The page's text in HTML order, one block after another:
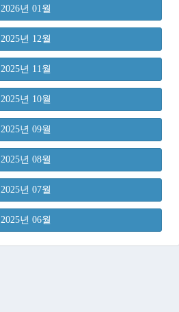
2026년 01월
2025년 12월
2025년 11월
2025년 10월
2025년 09월
2025년 08월
2025년 07월
2025년 06월